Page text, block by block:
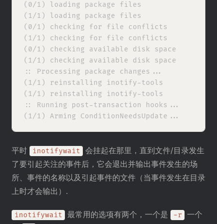
(0/1) loading package files
(1/1) loading package files
(0/1) checking for file conflicts
(1/1) checking for file conflicts
(0/1) checking available disk space
(1/1) checking available disk space
:: Processing package changes...
(1/1) reinstalling inotify-tools
(1/1) reinstalling inotify-tools
:: Running post-transaction hooks...
平时 inotifywait
会挂起在那里，直到文件/目录发生
了要引起关注的事件后，它会退出并输出事件发生的场
所、事件的名称以及引起事件的文件（当事件发生在目录
上时才会输出）.
inotifywait 最常用的选项有两个，一个是 -r
一个